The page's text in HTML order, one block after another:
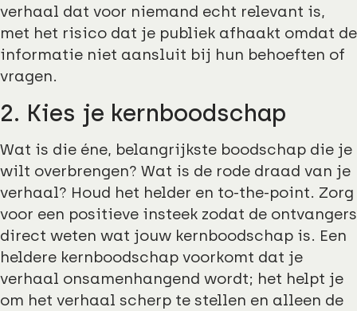
verhaal dat voor niemand echt relevant is,
met het risico dat je publiek afhaakt omdat de
informatie niet aansluit bij hun behoeften of
vragen.
2. Kies je kernboodschap
Wat is die éne, belangrijkste boodschap die je
wilt overbrengen? Wat is de rode draad van je
verhaal? Houd het helder en to-the-point. Zorg
voor een positieve insteek zodat de ontvangers
direct weten wat jouw kernboodschap is. Een
heldere kernboodschap voorkomt dat je
verhaal onsamenhangend wordt; het helpt je
om het verhaal scherp te stellen en alleen de